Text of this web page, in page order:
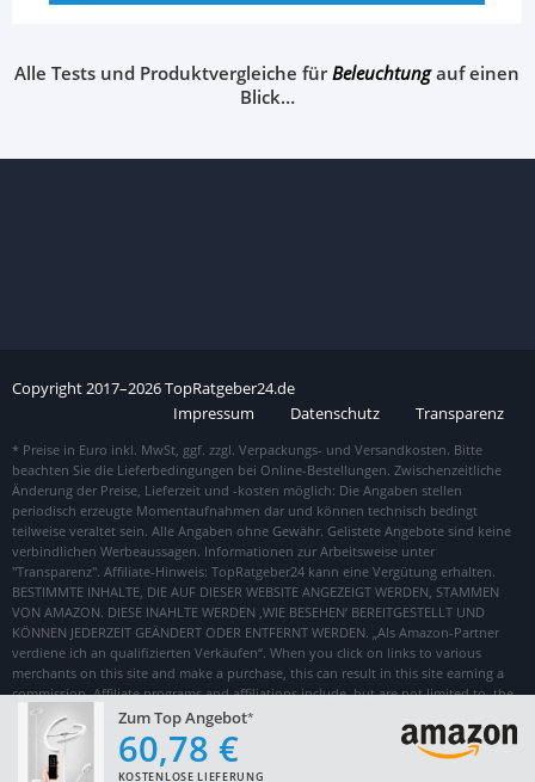
Zum Top Angebot
60,78 €
KOSTENLOSE LIEFERUNG
Alle Tests und Produktvergleiche fürBeleuchtungauf einen
Blick…
Copyright2017–2026TopRatgeber24.de
Impressum
Datenschutz Transparenz